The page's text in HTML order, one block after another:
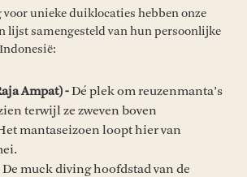
voor unieke duiklocaties hebben onze
lijst samengesteld van hun persoonlijke
Ampat) -Dé plek om reuzenmanta’s
terwijl ze zweven boven
mantaseizoen loopt hier van
De muck diving hoofdstad van de